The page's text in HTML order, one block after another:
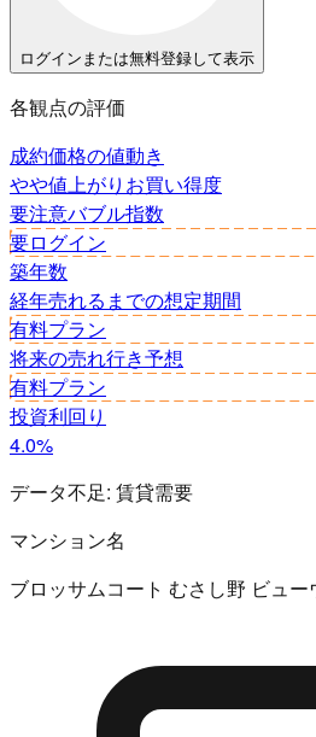
ログインまたは無料登録して表示
各観点の評価
成約価格の値動き
やや値上がり お買い得度
要注意バブル指数
要ログイン
築年数
経年売れるまでの想定期間
有料プラン
将来の売れ行き予想
有料プラン
投資利回り
4.0%
データ不足: 賃貸需要
マンション名
ブロッサムコート むさし野 ビュー